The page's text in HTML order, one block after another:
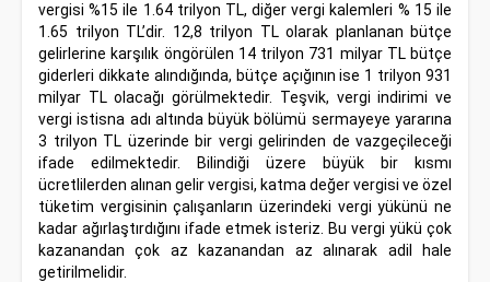
vergisi %15 ile 1.64 trilyon TL, diğer vergi kalemleri % 15 ile
1.65 trilyon TL’dir. 12,8 trilyon TL olarak planlanan bütçe
gelirlerine karşılık öngörülen 14 trilyon 731 milyar TL bütçe
giderleri dikkate alındığında, bütçe açığının ise 1 trilyon 931
milyar TL olacağı görülmektedir. Teşvik, vergi indirimi ve
vergi istisna adı altında büyük bölümü sermayeye yararına
3 trilyon TL üzerinde bir vergi gelirinden de vazgeçileceği
ifade edilmektedir. Bilindiği üzere büyük bir kısmı
ücretlilerden alınan gelir vergisi, katma değer vergisi ve özel
tüketim vergisinin çalışanların üzerindeki vergi yükünü ne
kadar ağırlaştırdığını ifade etmek isteriz. Bu vergi yükü çok
kazanandan çok az kazanandan az alınarak adil hale
getirilmelidir.